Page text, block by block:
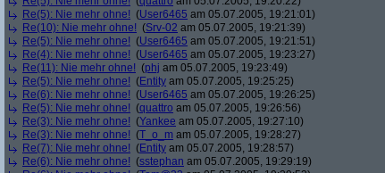
Re(5): Nie mehr ohne! (User6465 am 05.07.2005, 19:21:01)
Re(10): Nie mehr ohne! (Srv-02 am 05.07.2005, 19:21:39)
Re(5): Nie mehr ohne! (User6465 am 05.07.2005, 19:21:51)
Re(4): Nie mehr ohne! (User6465 am 05.07.2005, 19:23:27)
Re(11): Nie mehr ohne! (phj am 05.07.2005, 19:23:49)
Re(5): Nie mehr ohne! (Entity am 05.07.2005, 19:25:25)
Re(6): Nie mehr ohne! (User6465 am 05.07.2005, 19:26:25)
Re(5): Nie mehr ohne! (quattro am 05.07.2005, 19:26:56)
Re(3): Nie mehr ohne! (Yankee am 05.07.2005, 19:27:10)
Re(3): Nie mehr ohne! (T_o_m am 05.07.2005, 19:28:27)
Re(7): Nie mehr ohne! (Entity am 05.07.2005, 19:28:57)
Re(6): Nie mehr ohne! (sstephan am 05.07.2005, 19:29:19)